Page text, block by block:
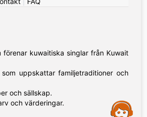
kuwaitiska singlar från Kuwait
uppskattar familjetraditioner och
och sällskap.
och värderingar.